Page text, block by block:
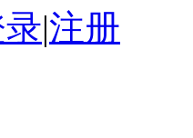
|注册